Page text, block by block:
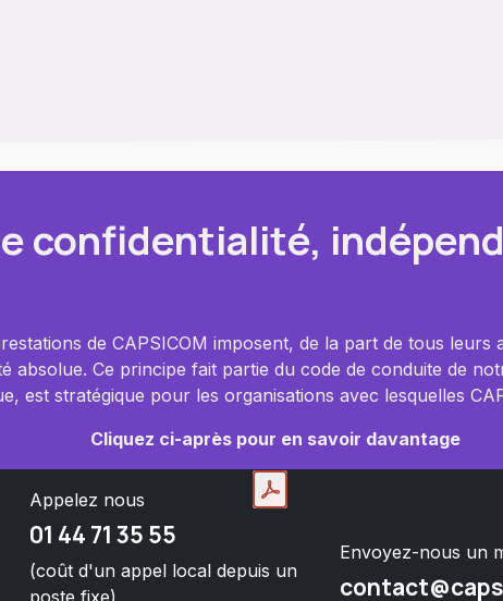
confidentialité,
de CAPSICOM imposent, de la part de tous leurs
absolue. Ce principe fait partie du code de conduite de
est stratégique pour les organisations avec lesquelles
Cliquez ci-après pour en savoir davantage
Appelez nous
01 44 71 35 55
(coût d'un appel local depuis un
poste fixe)
Envoyez-nous un